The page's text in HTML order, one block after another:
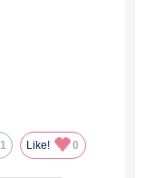
1 Like! 0